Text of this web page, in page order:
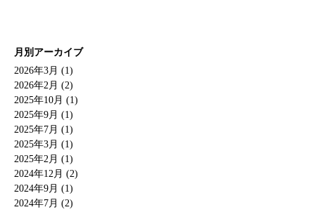
月別アーカイブ
2026年3月 (1)
2026年2月 (2)
2025年10月 (1)
2025年9月 (1)
2025年7月 (1)
2025年3月 (1)
2025年2月 (1)
2024年12月 (2)
2024年9月 (1)
2024年7月 (2)